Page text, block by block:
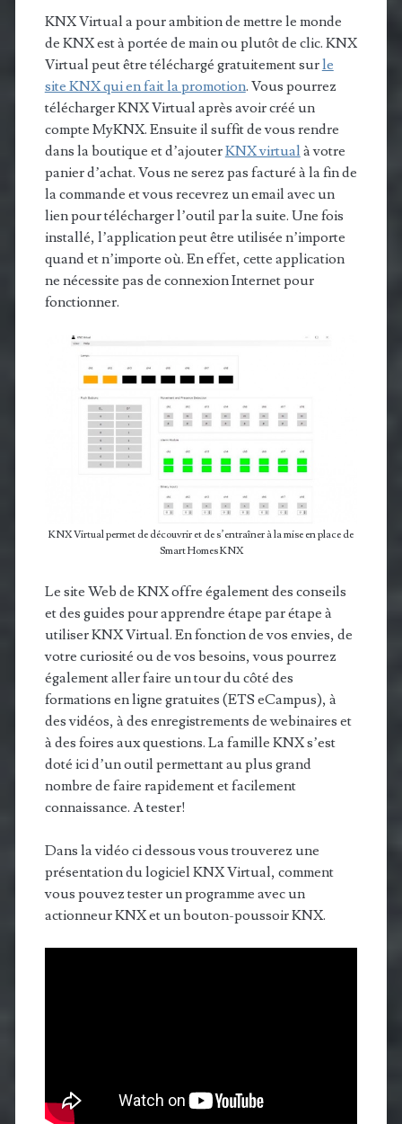
KNX Virtual a pour ambition de mettre le monde
de KNX est à portée de main ou plutôt de clic. KNX
Virtual peut être téléchargé gratuitement surle
site KNX qui en fait la promotion. Vous pourrez
télécharger KNX Virtual après avoir créé un
compte MyKNX. Ensuite il suffit de vous rendre
dans la boutique et d’ajouterKNX virtual à votre
panier d’achat. Vous ne serez pas facturé à la fin de
la commande et vous recevrez un email avec un
lien pour télécharger l’outil par la suite. Une fois
installé, l’application peut être utilisée n’importe
quand et n’importe où. En effet, cette application
ne nécessite pas de connexion Internet pour
fonctionner.
KNX Virtual permet de découvrir et de s’entraîner à la mise en place de
Smart Homes KNX
Le site Web de KNX offre également des conseils
et des guides pour apprendre étape par étape à
utiliser KNX Virtual. En fonction de vos envies, de
votre curiosité ou de vos besoins, vous pourrez
également aller faire un tour du côté des
formations en ligne gratuites (ETS eCampus), à
des vidéos, à des enregistrements de webinaires et
à des foires aux questions. La famille KNX s’est
doté ici d’un outil permettant au plus grand
nombre de faire rapidement et facilement
connaissance. A tester!
Dans la vidéo ci dessous vous trouverez une
présentation du logiciel KNX Virtual, comment
vous pouvez tester un programme avec un
actionneur KNX et un bouton-poussoir KNX.